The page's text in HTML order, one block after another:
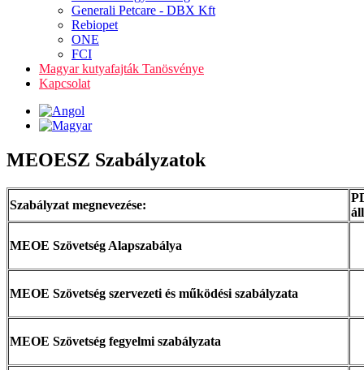
Generali Petcare - DBX Kft
Rebiopet
ONE
FCI
Magyar kutyafajták Tanösvénye
Kapcsolat
MEOESZ Szabályzatok
Szabályzat megnevezése:
MEOE Szövetség Alapszabálya
MEOE Szövetség szervezeti és működési szabályzata
MEOE Szövetség fegyelmi szabályzata